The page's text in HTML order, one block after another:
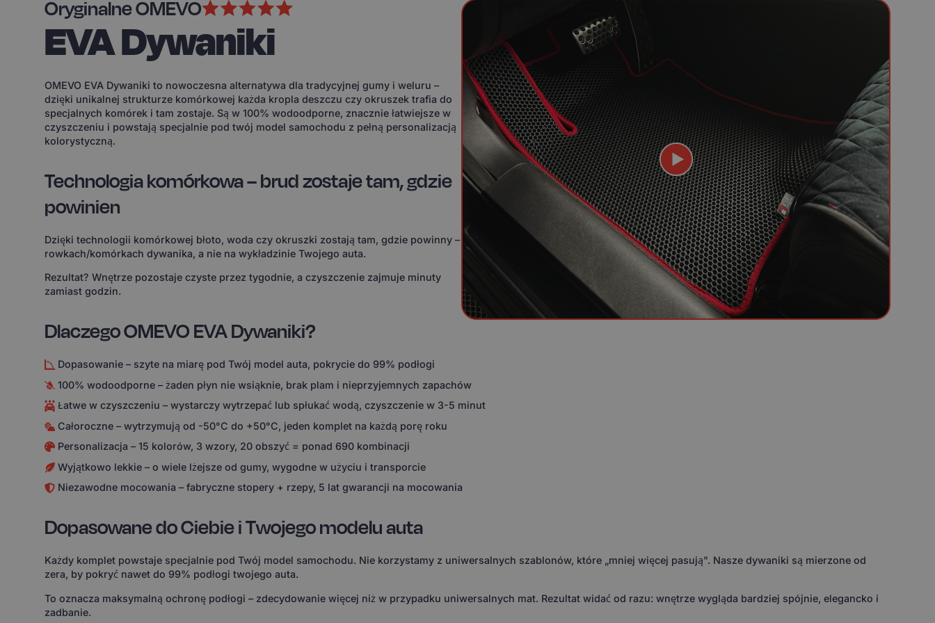
Oryginalne OMEVO
EVA Dywaniki
OMEVO EVA Dywaniki to nowoczesna alternatywa dla tradycyjnej gumy i weluru –
dzięki unikalnej strukturze komórkowej każda kropla deszczu czy okruszek trafia do
specjalnych komórek i tam zostaje. Są w 100% wodoodporne, znacznie łatwiejsze w
czyszczeniu i powstają specjalnie pod twój model samochodu z pełną personalizacją
kolorystyczną.
Technologia komórkowa – brud zostaje tam, gdzie
powinien
Dzięki technologii komórkowej błoto, woda czy okruszki zostają tam, gdzie powinny –
rowkach/komórkach dywanika, a nie na wykładzinie Twojego auta.
Rezultat? Wnętrze pozostaje czyste przez tygodnie, a czyszczenie zajmuje minuty
zamiast godzin.
Dlaczego OMEVO EVA Dywaniki?
Dopasowanie – szyte na miarę pod Twój model auta, pokrycie do 99% podłogi
100% wodoodporne – żaden płyn nie wsiąknie, brak plam i nieprzyjemnych zapachów
Łatwe w czyszczeniu – wystarczy wytrzepać lub spłukać wodą, czyszczenie w 3-5 minut
Całoroczne – wytrzymują od -50°C do +50°C, jeden komplet na każdą porę roku
Personalizacja – 15 kolorów, 3 wzory, 20 obszyć = ponad 690 kombinacji
Wyjątkowo lekkie – o wiele lżejsze od gumy, wygodne w użyciu i transporcie
Niezawodne mocowania – fabryczne stopery + rzepy, 5 lat gwarancji na mocowania
Dopasowane do Ciebie i Twojego modelu auta
Każdy komplet powstaje specjalnie pod Twój model samochodu. Nie korzystamy z uniwersalnych szablonów, które „mniej więcej pasują". Nasze dywaniki są mierzone od
zera, by pokryć nawet do 99% podłogi twojego auta.
To oznacza maksymalną ochronę podłogi – zdecydowanie więcej niż w przypadku uniwersalnych mat. Rezultat widać od razu: wnętrze wygląda bardziej spójnie, elegancko i
zadbanie.